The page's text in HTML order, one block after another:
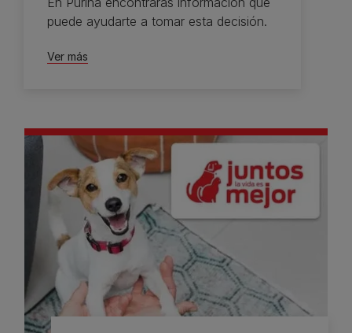
puede ayudarte a tomar esta decisión.
Ver más